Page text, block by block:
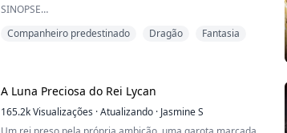
SINOPSE
"Deixe-a ir! Por favor, você não pode fazer isso", Oliver
"Nãooooooooooooo", Oliver gritou ao acordar
instantaneamente, seu rosto coberto de suor e sua
expressão, assustada.
Companheiro predestinado Dragão Fantasia
A Luna Preciosa do Rei Lycan
165.2kVisualizações ·Atualizando · Jasmine S